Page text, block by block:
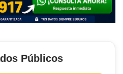
Públicos